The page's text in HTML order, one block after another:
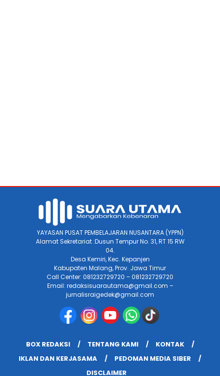
YAYASAN PUSAT PEMBELAJARAN NUSANTARA (YPPN)
Alamat Sekretariat :Dusun Tempur No. 31, RT 15 RW
04.
Desa Kemiri, Kec. Kepanjen
Kabupaten Malang, Prov. Jawa Timur
Call Center: 081232729720 – 081232729720
Email: redaksisuarautama@gmail.com –
jurnalisraigedek@gmail.com
BOX REDAKSI TENTANG KAMI
KONTAK
IKLAN DAN KERJASAMA
PEDOMAN MEDIA SIBER
DISCLAIMER